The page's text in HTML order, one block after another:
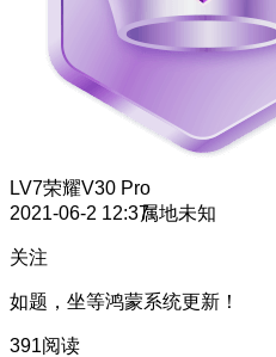
LV7荣耀V30 Pro
2021-06-2 12:37属地未知
关注
如题，坐等鸿蒙系统更新！
391阅读